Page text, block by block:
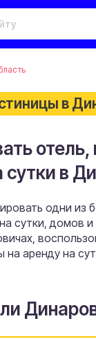
в
отель,
сутки в
одни из
сутки, домов
аренду на